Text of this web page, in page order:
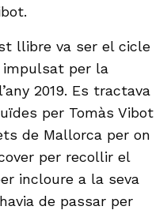
llibre va ser el cicle
impulsat per la
2019. Es tractava
per Tomàs Vibot
de Mallorca per on
per recollir el
incloure a la seva
de passar per